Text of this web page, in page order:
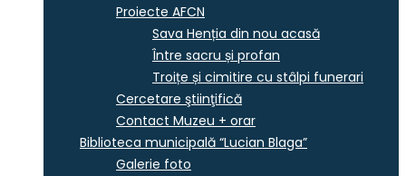
Proiecte AFCN
Sava Henția din nou acasă
Între sacru și profan
Troițe și cimitire cu stâlpi funerari
Cercetare ştiinţifică
Contact Muzeu + orar
Biblioteca municipală “Lucian Blaga”
Galerie foto